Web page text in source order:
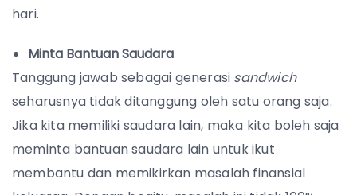
hari.
Minta Bantuan Saudara
Tanggung jawab sebagai generasi sandwich
seharusnya tidak ditanggung oleh satu orang saja.
Jika kita memiliki saudara lain, maka kita boleh saja
meminta bantuan saudara lain untuk ikut
membantu dan memikirkan masalah finansial